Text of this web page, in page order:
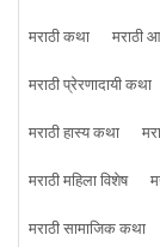
मराठी कथा मराठी
मराठी प्रेरणादायी कथा
मराठी हास्य कथा
मराठी महिला विशेष
मराठी सामाजिक कथा